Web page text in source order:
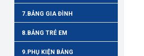
7.BẢNG GIA ĐÌNH
8.BẢNG TRẺ EM
9.PHỤ KIỆN BẢNG